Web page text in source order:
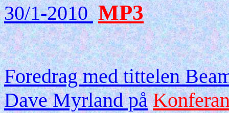
30/1-2010 MP3
Foredrag med tittelen
Dave Myrland på